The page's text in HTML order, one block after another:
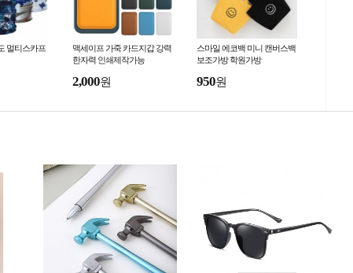
멀티스카프
맥세이프 가죽 카드지갑 강력
한자력 인쇄제작가능
2,000원
스마일 에코백 미니 캔버스백
보조가방 학원가방
950원